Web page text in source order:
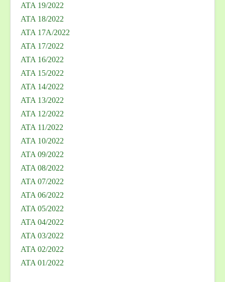
ATA 19/2022
ATA 18/2022
ATA 17A/2022
ATA 17/2022
ATA 16/2022
ATA 15/2022
ATA 14/2022
ATA 13/2022
ATA 12/2022
ATA 11/2022
ATA 10/2022
ATA 09/2022
ATA 08/2022
ATA 07/2022
ATA 06/2022
ATA 05/2022
ATA 04/2022
ATA 03/2022
ATA 02/2022
ATA 01/2022